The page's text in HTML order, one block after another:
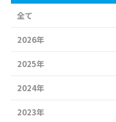
全て
2026年
2025年
2024年
2023年